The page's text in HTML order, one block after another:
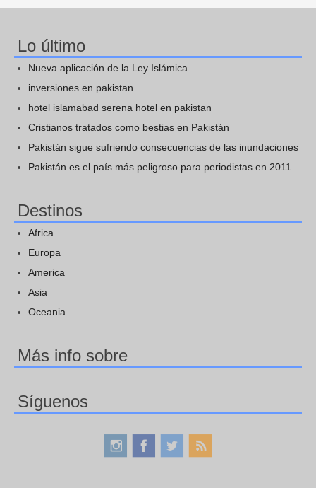
Lo último
Nueva aplicación de la Ley Islámica
inversiones en pakistan
hotel islamabad serena hotel en pakistan
Cristianos tratados como bestias en Pakistán
Pakistán sigue sufriendo consecuencias de las inundaciones
Pakistán es el país más peligroso para periodistas en 2011
Destinos
Africa
Europa
America
Asia
Oceania
Más info sobre
Síguenos